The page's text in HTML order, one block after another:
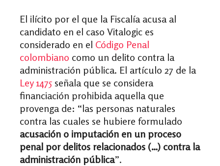
El ilícito por el que la Fiscalía acusa al
candidato en el caso Vitalogic es
considerado en el Código Penal
colombiano como un delito contra la
administración pública. El artículo 27 de la
Ley 1475 señala que se considera
financiación prohibida aquella que
provenga de: “las personas naturales
contra las cuales se hubiere formulado
acusación o imputación en un proceso
penal por delitos relacionados (…) contra la
administración pública”.